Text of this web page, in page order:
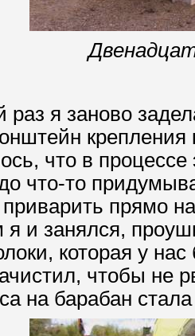
раз я заново
крепления
что в
что-то
прямо
и занялся,
которая у
чтобы не
на барабан